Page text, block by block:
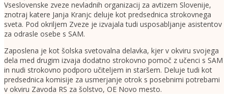
Vseslovenske zveze nevladnih organizacij za avtizem Slovenije,
znotraj katere Janja Kranjc deluje kot predsednica strokovnega
sveta. Pod okriljem Zveze je izvajala tudi usposabljanje asistentov
za odrasle osebe s SAM.
Zaposlena je kot šolska svetovalna delavka, kjer v okviru svojega
dela med drugim izvaja dodatno strokovno pomoč z učenci s SAM
in nudi strokovno podporo učiteljem in staršem. Deluje tudi kot
predsednica komisije za usmerjanje otrok s posebnimi potrebami
v okviru Zavoda RS za šolstvo, OE Novo mesto.